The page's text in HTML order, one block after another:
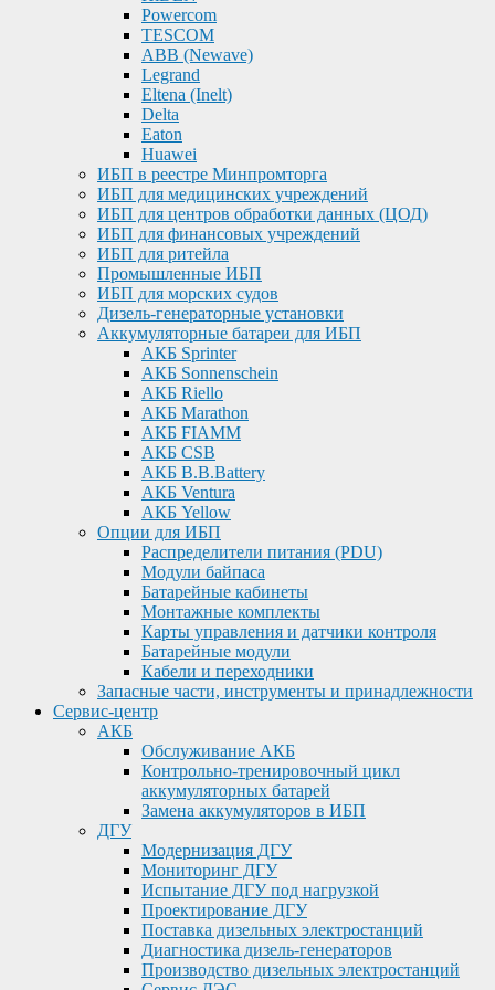
Powercom
TESCOM
ABB (Newave)
Legrand
Eltena (Inelt)
Delta
Eaton
Huawei
ИБП в реестре Минпромторга
ИБП для медицинских учреждений
ИБП для центров обработки данных (ЦОД)
ИБП для финансовых учреждений
ИБП для ритейла
Промышленные ИБП
ИБП для морских судов
Дизель-генераторные установки
Аккумуляторные батареи для ИБП
АКБ Sprinter
АКБ Sonnenschein
АКБ Riello
АКБ Marathon
АКБ FIAMM
АКБ CSB
АКБ B.B.Battery
АКБ Ventura
АКБ Yellow
Опции для ИБП
Распределители питания (PDU)
Модули байпаса
Батарейные кабинеты
Монтажные комплекты
Карты управления и датчики контроля
Батарейные модули
Кабели и переходники
Запасные части, инструменты и принадлежности
Сервис-центр
АКБ
Обслуживание АКБ
Контрольно-тренировочный цикл
аккумуляторных батарей
Замена аккумуляторов в ИБП
ДГУ
Модернизация ДГУ
Мониторинг ДГУ
Испытание ДГУ под нагрузкой
Проектирование ДГУ
Поставка дизельных электростанций
Диагностика дизель-генераторов
Производство дизельных электростанций